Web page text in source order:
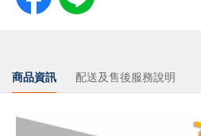
商品資訊 配送及售後服務說明